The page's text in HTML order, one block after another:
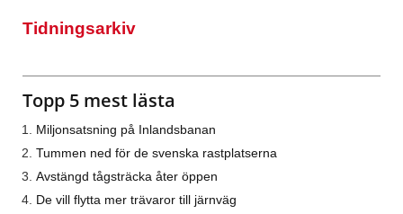
Tidningsarkiv
Topp 5 mest lästa
Miljonsatsning på Inlandsbanan
Tummen ned för de svenska rastplatserna
Avstängd tågsträcka åter öppen
De vill flytta mer trävaror till järnväg